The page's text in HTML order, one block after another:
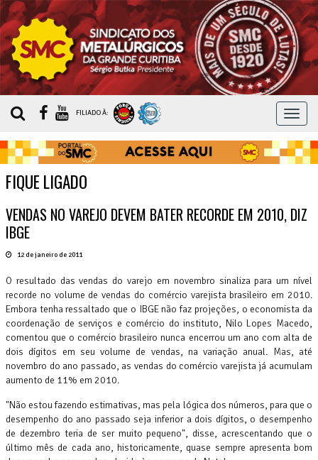
MENU
FILIADO À:
FIQUE LIGADO
VENDAS NO VAREJO DEVEM BATER RECORDE EM 2010, DIZ
IBGE
12 de janeiro de 2011
O resultado das vendas do varejo em novembro sinaliza para um nível
recorde no volume de vendas do comércio varejista brasileiro em 2010.
Embora tenha ressaltado que o IBGE não faz projeções, o economista da
coordenação de serviços e comércio do instituto, Nilo Lopes Macedo,
comentou que o comércio brasileiro nunca encerrou um ano com alta de
dois dígitos em seu volume de vendas, na variação anual. Mas, até
novembro do ano passado, as vendas do comércio varejista já acumulam
aumento de 11% em 2010.
"Não estou fazendo estimativas, mas pela lógica dos números, para que o
desempenho do ano passado seja inferior a dois dígitos, o desempenho
de dezembro teria de ser muito pequeno", disse, acrescentando que o
último mês de cada ano, historicamente, quase sempre apresenta bom